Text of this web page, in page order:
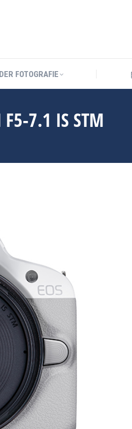
FOTOGRAFIE
7.1 IS STM